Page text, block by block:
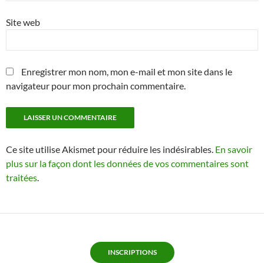
Site web
Enregistrer mon nom, mon e-mail et mon site dans le
navigateur pour mon prochain commentaire.
Ce site utilise Akismet pour réduire les indésirables. En savoir
plus sur la façon dont les données de vos commentaires sont
traitées.
INSCRIPTIONS